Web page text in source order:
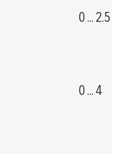
0 ... 2.5
0 ... 4